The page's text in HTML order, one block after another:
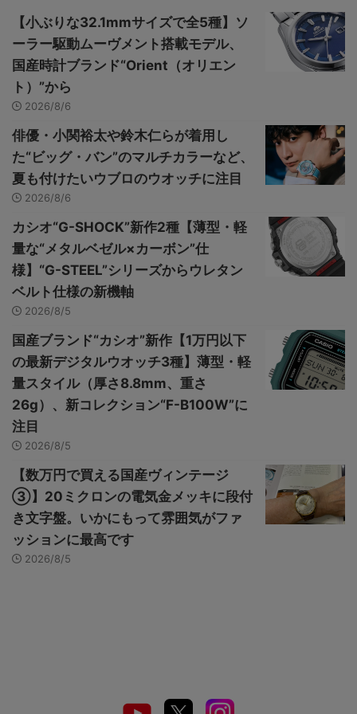
【小ぶりな32.1mmサイズで全5種】ソ
ーラー駆動ムーヴメント搭載モデル、
国産時計ブランド“Orient（オリエン
ト）”から
2026/8/6
俳優・小関裕太や鈴木仁らが着用し
た“ビッグ・バン”のマルチカラーなど、
夏も付けたいウブロのウオッチに注目
2026/8/6
カシオ“G-SHOCK”新作2種【薄型・軽
量な“メタルベゼル×カーボン”仕
様】“G-STEEL”シリーズからウレタン
ベルト仕様の新機軸
2026/8/5
国産ブランド“カシオ”新作【1万円以下
の最新デジタルウオッチ3種】薄型・軽
量スタイル（厚さ8.8mm、重さ
26g）、新コレクション“F-B100W”に
注目
2026/8/5
【数万円で買える国産ヴィンテージ
③】20ミクロンの電気金メッキに段付
き文字盤。いかにもって雰囲気がファ
ッションに最高です
2026/8/5